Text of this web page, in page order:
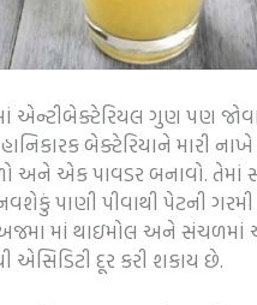
એન્ટીબેક્ટેરિયલ ગુણ પણ
હાનિકારક બેક્ટેરિયાને મારી
અને એક પાવડર બનાવો. તેમાં
પાણી પીવાથી પેટની
માં થાઇમોલ અને સંચળમાં
દૂર કરી શકાય છે.